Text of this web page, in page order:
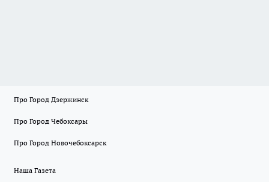
Про Город Дзержинск
Про Город Чебоксары
Про Город Новочебоксарск
Наша Газета